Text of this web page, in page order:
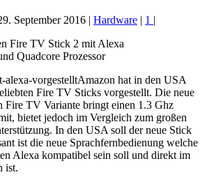
September 2016 | Hardware | 1 |
Amazon hat in den USA
Fire TV Sticks vorgestellt. Die neue
Fire TV Variante bringt einen 1.3 Ghz
bietet jedoch im Vergleich zum großen
In den USA soll der neue Stick
ist die neue Sprachfernbedienung welche
Alexa kompatibel sein soll und direkt im
ist.